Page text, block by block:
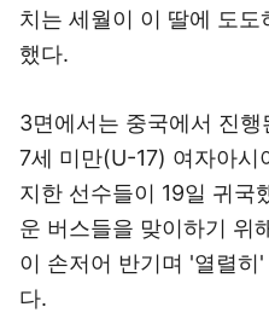
치는 세월이 이 딸에 도
했다.
3면에서는 중국에서 진
7세 미만(U-17) 여자아시
지한 선수들이 19일 귀국
운 버스들을 맞이하기 위
이 손저어 반기며 '열렬히
다.